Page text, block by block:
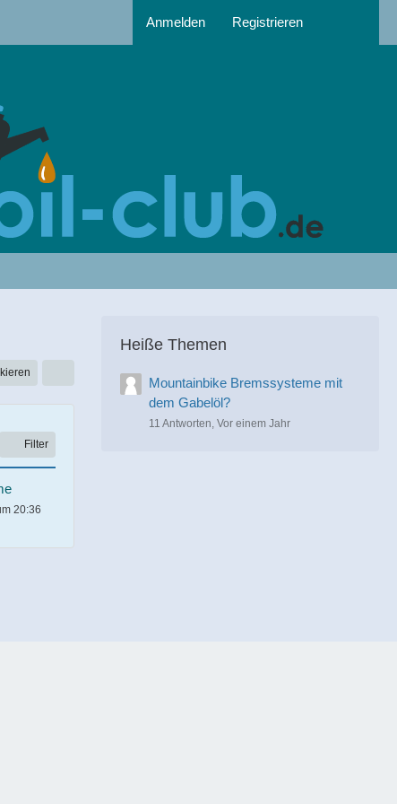
Anmelden Registrieren
Filter
20:36
Heiße Themen
Mountainbike Bremssysteme mit
dem Gabelöl?
11 Antworten, Vor einem Jahr